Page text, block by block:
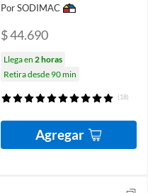
Por SODIMAC
$ 44.690
Llega en 2 horas
Retira desde 90 min
(18)
Agregar